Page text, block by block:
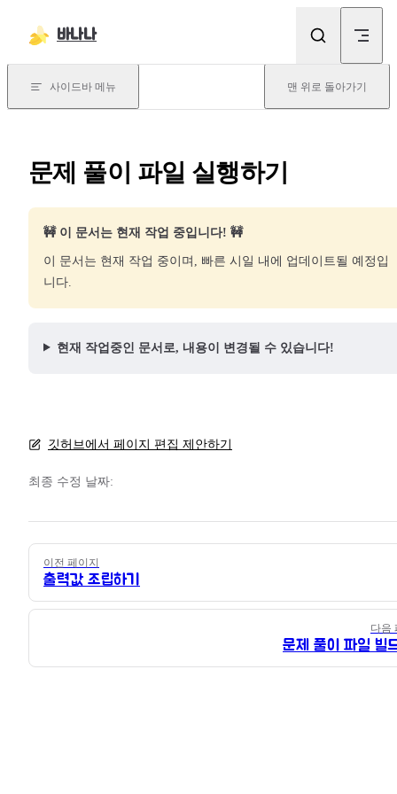
바나나
사이드바 메뉴 맨 위로 돌아가기
문제 풀이 파일 실행하기
🚧 이 문서는 현재 작업 중입니다! 🚧
이 문서는 현재 작업 중이며, 빠른 시일 내에 업데이트될 예정입
니다.
현재 작업중인 문서로, 내용이 변경될 수 있습니다!
깃허브에서 페이지 편집 제안하기
최종 수정 날짜:
Pager
이전 페이지
출력값 조립하기
다음
문제 풀이 파일 빌